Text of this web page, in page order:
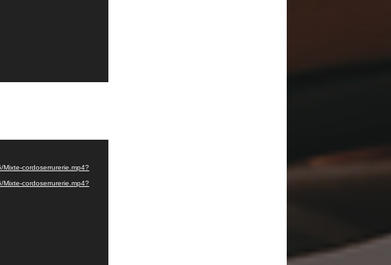
cordoserrurerie.mp4?
cordoserrurerie.mp4?